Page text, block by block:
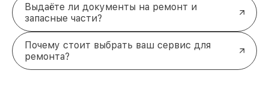
Выдаёте ли документы на ремонт и
запасные части?
Почему стоит выбрать ваш сервис для
ремонта?